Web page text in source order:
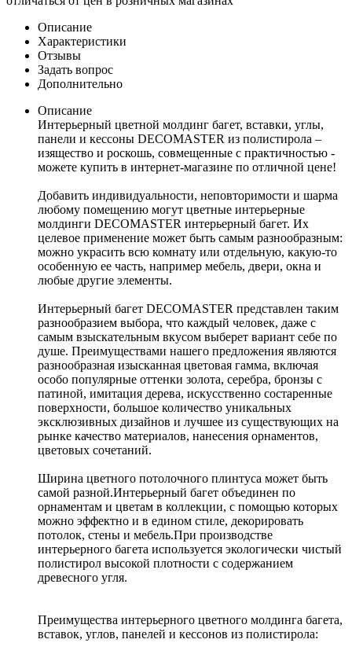
Описание
Характеристики
Отзывы
Задать вопрос
Дополнительно
Описание
Интерьерный цветной молдинг багет, вставки, углы,
панели и кессоны DECOMASTER из полистирола –
изящество и роскошь, совмещенные с практичностью -
можете купить в интернет-магазине по отличной цене!
Добавить индивидуальности, неповторимости и шарма
любому помещению могут цветные интерьерные
молдинги DECOMASTER интерьерный багет. Их
целевое применение может быть самым разнообразным:
можно украсить всю комнату или отдельную, какую-то
особенную ее часть, например мебель, двери, окна и
любые другие элементы.
Интерьерный багет DECOMASTER представлен таким
разнообразием выбора, что каждый человек, даже с
самым взыскательным вкусом выберет вариант себе по
душе. Преимуществами нашего предложения являются
разнообразная изысканная цветовая гамма, включая
особо популярные оттенки золота, серебра, бронзы с
патиной, имитация дерева, искусственно состаренные
поверхности, большое количество уникальных
эксклюзивных дизайнов и лучшее из существующих на
рынке качество материалов, нанесения орнаментов,
цветовых сочетаний.
Ширина цветного потолочного плинтуса может быть
самой разной.Интерьерный багет объединен по
орнаментам и цветам в коллекции, с помощью которых
можно эффектно и в едином стиле, декорировать
потолок, стены и мебель.При производстве
интерьерного багета используется экологически чистый
полистирол высокой плотности с содержанием
древесного угля.
Преимущества интерьерного цветного молдинга багета,
вставок, углов, панелей и кессонов из полистирола: